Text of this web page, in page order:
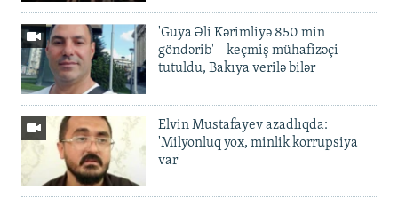
'Guya Əli Kərimliyə 850 min
göndərib' – keçmiş mühafizəçi
tutuldu, Bakıya verilə bilər
Elvin Mustafayev azadlıqda:
'Milyonluq yox, minlik korrupsiya
var'